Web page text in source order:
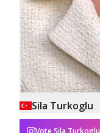
Sila Turkoglu